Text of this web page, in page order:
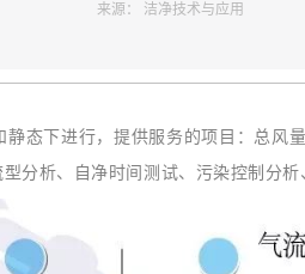
来源： 洁净技术与应用
下进行，提供服务的项目：总风
分析、自净时间测试、污染控制分